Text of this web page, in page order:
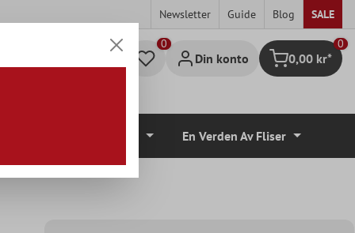
Newsletter Guide Blog SALE
Din konto Handlekurv
0
0,00 kr*
En Verden Av Fliser